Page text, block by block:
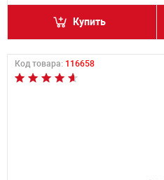
Купить
Код товара: 116658